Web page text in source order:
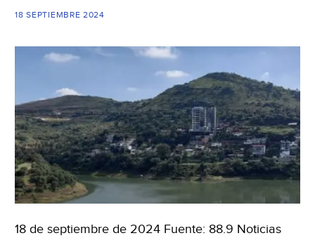
Atizapán
(El
Sol
de
Toluca)
18 SEPTIEMBRE 2024
18 de septiembre de 2024 Fuente: 88.9 Noticias